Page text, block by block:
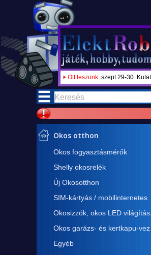
Ott leszünk:szept.29-30. Kutatók éjszakája 2023
Okos otthon
Okos fogyasztásmérők
Shelly okosrelék
Új Okosotthon
Egyéb